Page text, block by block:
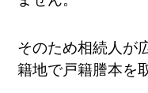
そのため相続人が
籍地で戸籍謄本を